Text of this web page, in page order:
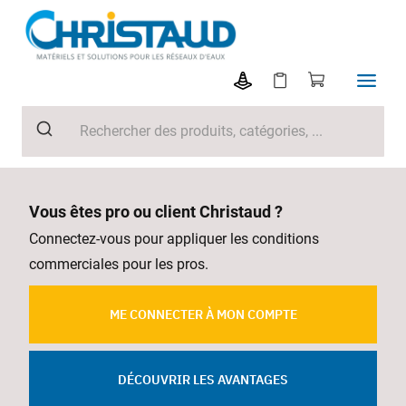
Vous êtes pro ou client Christaud ?
Connectez-vous pour appliquer les conditions
commerciales pour les pros.
ME CONNECTER À MON COMPTE
DÉCOUVRIR LES AVANTAGES